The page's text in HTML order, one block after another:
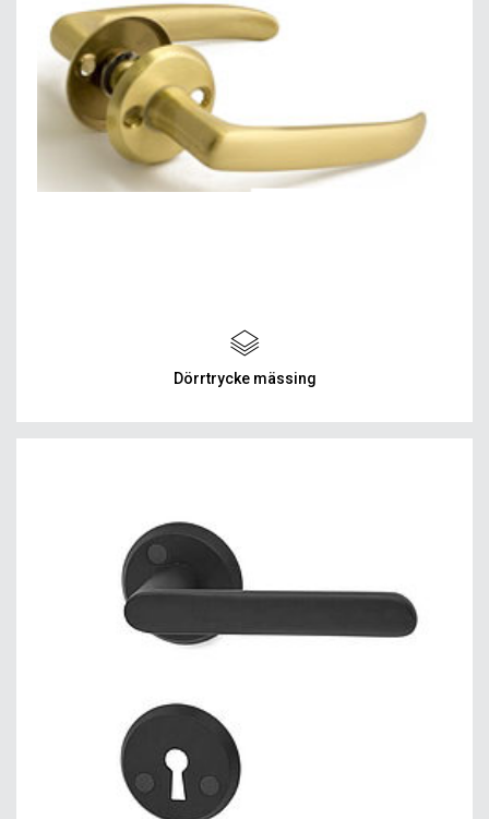
Dörrtrycke mässing